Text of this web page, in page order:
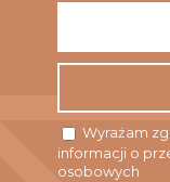
Wyrażam
informacji o
osobowych